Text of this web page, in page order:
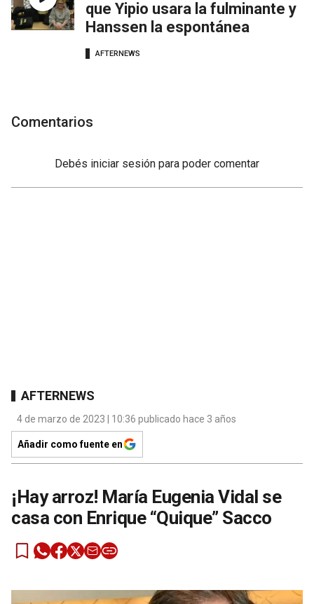
que Yipio usara la fulminante y
Hanssen la espontánea
AFTERNEWS
Comentarios
Debés iniciar sesión para poder comentar
AFTERNEWS
4 de marzo de 2023 | 10:36 publicado hace 3 años
Añadir como fuente en
¡Hay arroz! María Eugenia Vidal se
casa con Enrique “Quique” Sacco